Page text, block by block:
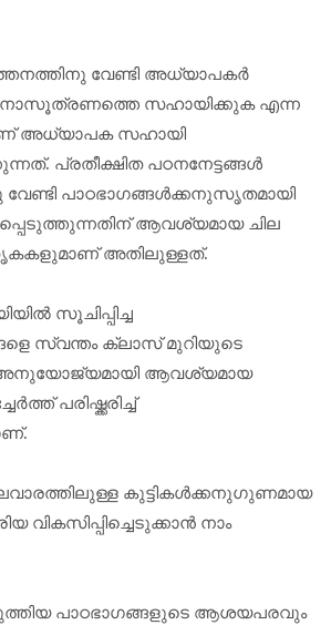
വേണ്ടി അധ്യാപകർ
സഹായിക്കുക എന്ന
അധ്യാപക സഹായി
പ്രതീക്ഷിത പഠനനേട്ടങ്ങൾ
പാഠഭാഗങ്ങൾക്കനുസൃതമായി
ആവശ്യമായ ചില
അതിലുള്ളത്.
സൂചിപ്പിച്ച
സ്വന്തം ക്ലാസ് മുറിയുടെ
ആവശ്യമായ
പരിഷ്ക്കരിച്ച്
കുട്ടികൾക്കനുഗുണമായ
വികസിപ്പിച്ചെടുക്കാൻ നാം
പാഠഭാഗങ്ങളുടെ ആശയപരവും